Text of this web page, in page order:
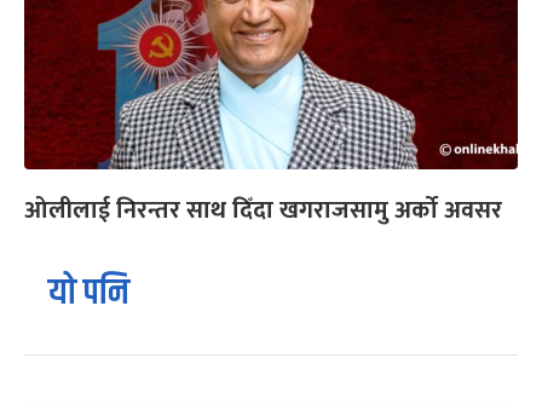
ओलीलाई निरन्तर साथ दिँदा खगराजसामु अर्को अवसर
यो पनि